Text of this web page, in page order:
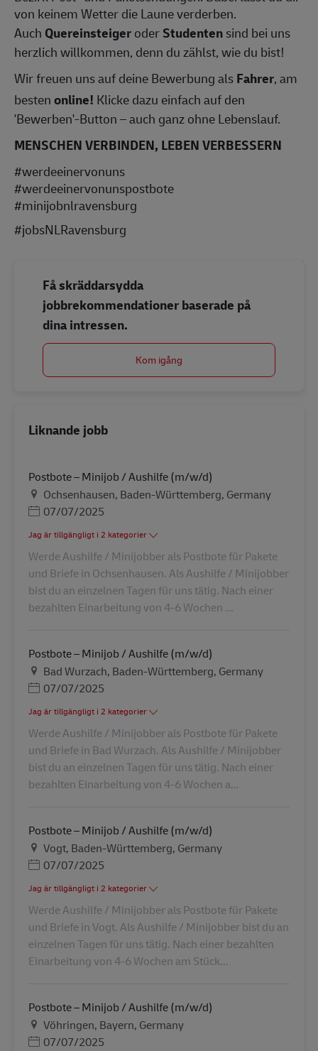
von keinem Wetter die Laune verderben.
Auch QuereinsteigeroderStudentensind bei uns
herzlich willkommen, denn du zählst, wie du bist!
Wir freuen uns auf deine Bewerbung alsFahrer, am
bestenonline! Klicke dazu einfach auf den
'Bewerben'-Button – auch ganz ohne Lebenslauf.
MENSCHEN VERBINDEN, LEBEN VERBESSERN
#werdeeinervonuns
#werdeeinervonunspostbote
#minijobnlravensburg
#jobsNLRavensburg
Få skräddarsydda
jobbrekommendationer baserade på
dina intressen.
Kom igång
Liknande jobb
Postbote – Minijob / Aushilfe (m/w/d)
PlatsOchsenhausen, Baden-Württemberg, Germany
Posted Date
07/07/2025
Jag är tillgängligt i 2 kategorier
Werde Aushilfe / Minijobber als Postbote für Pakete
und Briefe in Ochsenhausen. Als Aushilfe / Minijobber
bist du an einzelnen Tagen für uns tätig. Nach einer
bezahlten Einarbeitung von 4-6 Wochen ...
Postbote – Minijob / Aushilfe (m/w/d)
PlatsBad Wurzach, Baden-Württemberg, Germany
Posted Date
07/07/2025
Jag är tillgängligt i 2 kategorier
Werde Aushilfe / Minijobber als Postbote für Pakete
und Briefe in Bad Wurzach. Als Aushilfe / Minijobber
bist du an einzelnen Tagen für uns tätig. Nach einer
bezahlten Einarbeitung von 4-6 Wochen a...
Postbote – Minijob / Aushilfe (m/w/d)
PlatsVogt, Baden-Württemberg, Germany
Posted Date
07/07/2025
Jag är tillgängligt i 2 kategorier
Werde Aushilfe / Minijobber als Postbote für Pakete
und Briefe in Vogt. Als Aushilfe / Minijobber bist du an
einzelnen Tagen für uns tätig. Nach einer bezahlten
Einarbeitung von 4-6 Wochen am Stück...
Postbote – Minijob / Aushilfe (m/w/d)
PlatsVöhringen, Bayern, Germany
Posted Date
07/07/2025